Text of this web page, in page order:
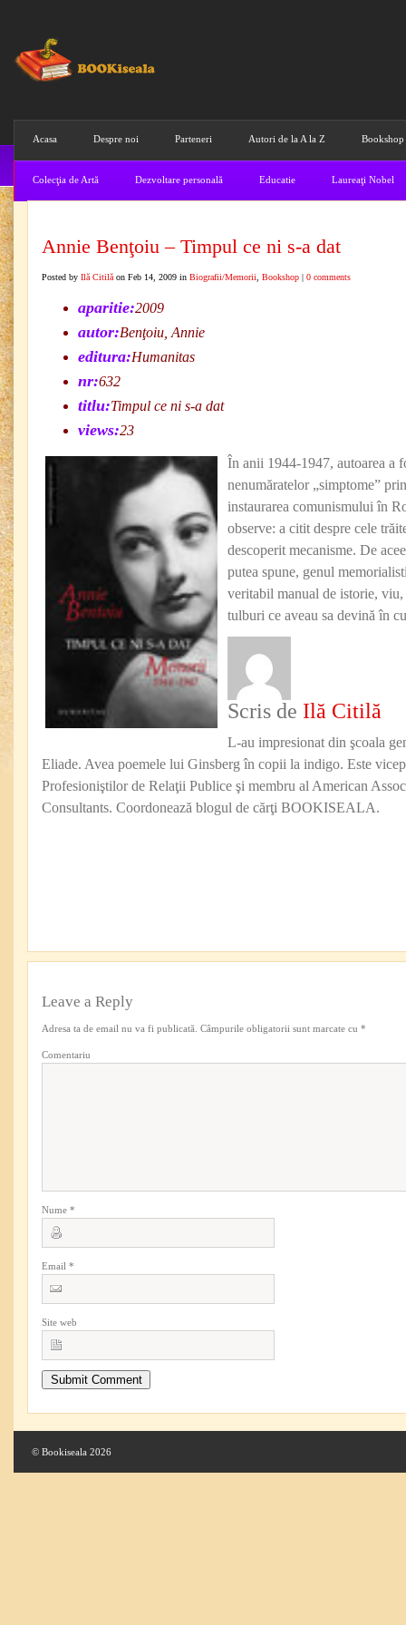
Acasa Despre noi Parteneri Autori de la A la Z Bookshop
Colecţia de Artă Dezvoltare personală Educatie Laureaţi Nobel
Annie Benţoiu – Timpul ce ni s-a dat
Posted by Ilă Citilă on Feb 14, 2009 in Biografii/Memorii Bookshop | 0 comments
aparitie:2009
autor:Benţoiu, Annie
editura:Humanitas
nr:632
titlu:Timpul ce ni s-a dat
views:23
În anii 1944-1947, autoarea a
nenumăratelor „simptome”
instaurarea comunismului în
observe: a citit despre cele
descoperit mecanisme. De
putea spune, genul
veritabil manual de istorie,
tulburi ce aveau sa devină în
Scris de Ilă Citilă
L-au impresionat din şcoala
Eliade. Avea poemele lui Ginsberg în copii la indigo. Este
Profesioniştilor de Relaţii Publice şi membru al American
Consultants. Coordonează blogul de cărţi BOOKISEALA.
Leave a Reply
Adresa ta de email nu va fi publicată. Câmpurile obligatorii sunt marcate cu *
Comentariu
Nume *
Email *
Site web
© Bookiseala 2026